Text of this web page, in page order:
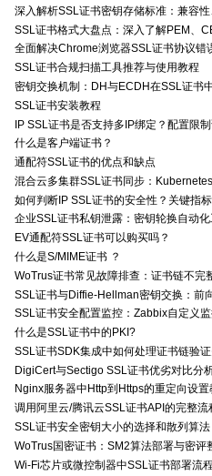
深入解析SSL证书密钥存储标准：兼容
SSL证书格式大盘点：深入了解PEM、
全面解决Chrome浏览器SSL证书协议错
SSL证书合规扫描工具推荐与使用教程
密钥交换机制：DH与ECDH在SSL证书
SSL证书安装教程
IP SSL证书是否支持多IP绑定？配置限
什么是客户端证书？
通配符SSL证书的优点和缺点
混合云多集群SSL证书同步：
如何判断IP SSL证书的安全性？关键指
企业SSL证书私钥泄露：密钥轮换自动
EV通配符SSL证书可以购买吗？
什么是S/MIME证书 ？
WoTrus证书常见故障排查：证书链不完
SSL证书与Diffie-Hellman密钥交换：前
SSL证书安全配置监控：Zabbix自定义
什么是SSL证书中的PKI?
SSL证书SDK集成中如何处理证书链验证
DigiCert与Sectigo SSL证书优劣对比分
Nginx服务器中Http到Https的重定向设置
调用阿里云/腾讯云SSL证书API的完整流
SSL证书安全密钥大小的选择和散列算法
WoTrus国密证书：SM2算法部署与密评
Wi-Fi芯片或微控制器中SSL证书部署流程